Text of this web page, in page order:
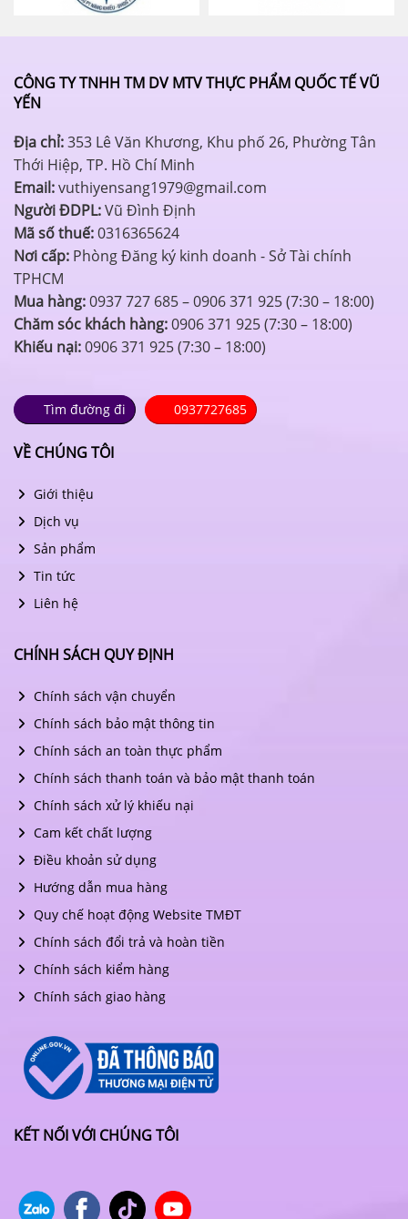
CÔNG TY TNHH TM DV MTV THỰC PHẨM QUỐC TẾ VŨ
YẾN
Địa chỉ:353 Lê Văn Khương, Khu phố 26, Phường Tân
Thới Hiệp, TP. Hồ Chí Minh
Email:vuthiyensang1979@gmail.com
Người ĐDPL:Vũ Đình Định
Mã số thuế:0316365624
Nơi cấp: Phòng Đăng ký kinh doanh - Sở Tài chính
TPHCM
Mua hàng:0937 727 685 – 0906 371 925 (7:30 – 18:00)
Chăm sóc khách hàng:0906 371 925 (7:30 – 18:00)
Khiếu nại:0906 371 925 (7:30 – 18:00)
Tìm đường đi 0937727685
VỀ CHÚNG TÔI
Giới thiệu
Dịch vụ
Sản phẩm
Tin tức
Liên hệ
CHÍNH SÁCH QUY ĐỊNH
Chính sách vận chuyển
Chính sách bảo mật thông tin
Chính sách an toàn thực phẩm
Chính sách thanh toán và bảo mật thanh toán
Chính sách xử lý khiếu nại
Cam kết chất lượng
Điều khoản sử dụng
Hướng dẫn mua hàng
Quy chế hoạt động Website TMĐT
Chính sách đổi trả và hoàn tiền
Chính sách kiểm hàng
Chính sách giao hàng
KẾT NỐI VỚI CHÚNG TÔI